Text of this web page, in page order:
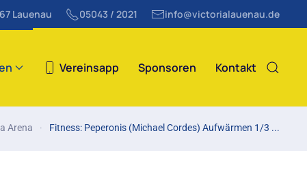
Lauenau 05043 / 2021 info@victorialauenau.de
Vereinsapp Sponsoren Kontakt
Arena Fitness: Peperonis (Michael Cordes) Aufwärmen 1/3 ...